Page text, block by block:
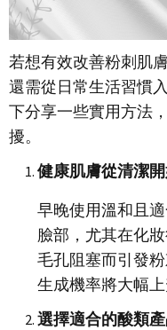
若想有效改善粉刺肌
還需從日常生活習慣
下分享一些實用方法
擾。
健康肌膚從清潔
早晚使用溫和且
臉部，尤其在化
毛孔阻塞而引發
生成機率將大幅上
選擇適合的酸類